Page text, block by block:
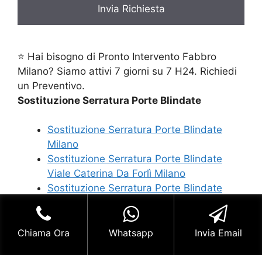
⭐ Hai bisogno di Pronto Intervento Fabbro
Milano? Siamo attivi 7 giorni su 7 H24. Richiedi
un Preventivo.
Sostituzione Serratura Porte Blindate
Sostituzione Serratura Porte Blindate
Milano
Sostituzione Serratura Porte Blindate
Viale Caterina Da Forlì Milano
Sostituzione Serratura Porte Blindate
Viale Cirene Milano
Sostituzione Serratura Porte Blindate
Viale Coni Zugna Milano
Chiama Ora Whatsapp Invia Email